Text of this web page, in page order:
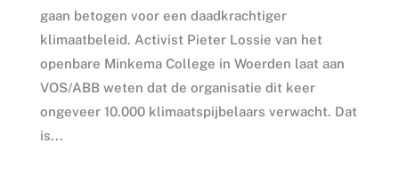
gaan betogen voor een daadkrachtiger
klimaatbeleid. Activist Pieter Lossie van het
openbare Minkema College in Woerden laat aan
VOS/ABB weten dat de organisatie dit keer
ongeveer 10.000 klimaatspijbelaars verwacht. Dat
is...